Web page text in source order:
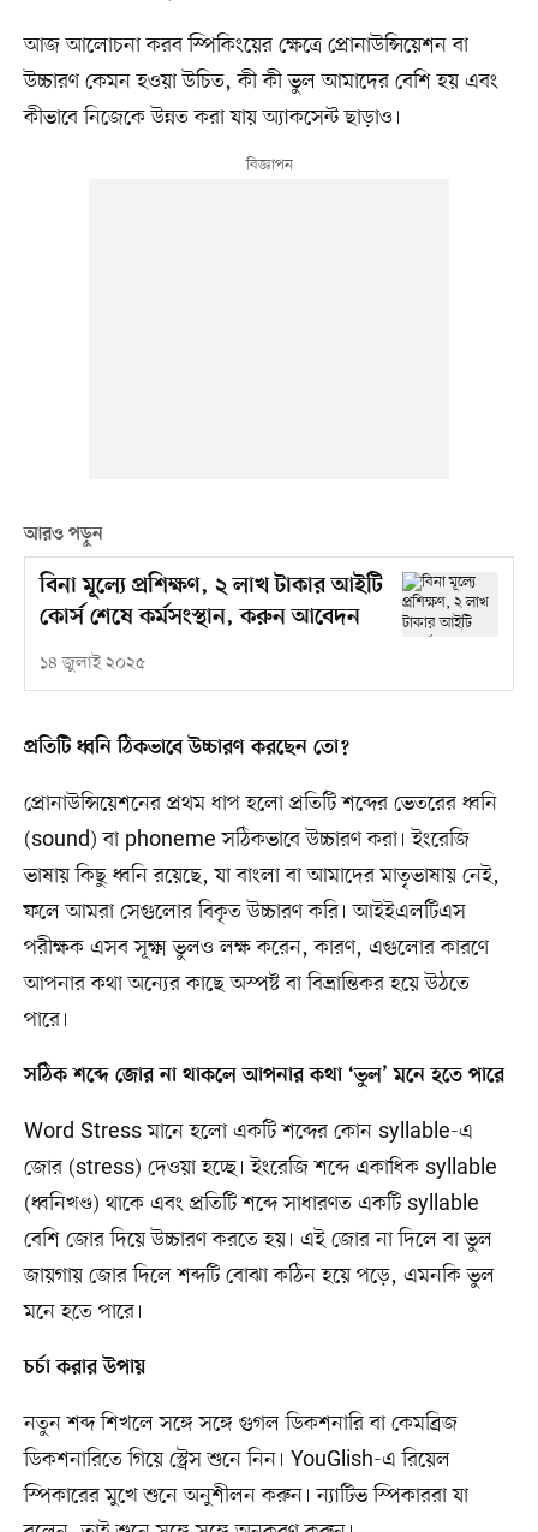
আজ আলোচনা করব স্পিকিংয়ের ক্ষেত্রে প্রোনাউন্সিয়েশন বা
উচ্চারণ কেমন হওয়া উচিত, কী কী ভুল আমাদের বেশি হয় এবং
কীভাবে নিজেকে উন্নত করা যায় অ্যাকসেন্ট ছাড়াও।
আরও পড়ুন
বিনা মূল্যে প্রশিক্ষণ, ২ লাখ টাকার আইটি
কোর্স শেষে কর্মসংস্থান, করুন আবেদন
১৪ জুলাই ২০২৫
প্রতিটি ধ্বনি ঠিকভাবে উচ্চারণ করছেন তো?
প্রোনাউন্সিয়েশনের প্রথম ধাপ হলো প্রতিটি শব্দের ভেতরের ধ্বনি
(sound) বা phoneme সঠিকভাবে উচ্চারণ করা। ইংরেজি
ভাষায় কিছু ধ্বনি রয়েছে, যা বাংলা বা আমাদের মাতৃভাষায় নেই,
ফলে আমরা সেগুলোর বিকৃত উচ্চারণ করি। আইইএলটিএস
পরীক্ষক এসব সূক্ষ্ম ভুলও লক্ষ করেন, কারণ, এগুলোর কারণে
আপনার কথা অন্যের কাছে অস্পষ্ট বা বিভ্রান্তিকর হয়ে উঠতে
পারে।
সঠিক শব্দে জোর না থাকলে আপনার কথা ‘ভুল’ মনে হতে পারে
Word Stress মানে হলো একটি শব্দের কোন syllable-এ
জোর (stress) দেওয়া হচ্ছে। ইংরেজি শব্দে একাধিক syllable
(ধ্বনিখণ্ড) থাকে এবং প্রতিটি শব্দে সাধারণত একটি syllable
বেশি জোর দিয়ে উচ্চারণ করতে হয়। এই জোর না দিলে বা ভুল
জায়গায় জোর দিলে শব্দটি বোঝা কঠিন হয়ে পড়ে, এমনকি ভুল
মনে হতে পারে।
চর্চা করার উপায়
নতুন শব্দ শিখলে সঙ্গে সঙ্গে গুগল ডিকশনারি বা কেমব্রিজ
ডিকশনারিতে গিয়ে স্ট্রেস শুনে নিন। YouGlish-এ রিয়েল
স্পিকারের মুখে শুনে অনুশীলন করুন। ন্যাটিভ স্পিকাররা যা